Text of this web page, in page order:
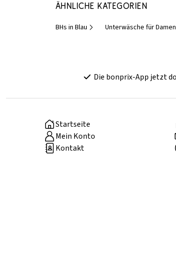
Ähnliche Kategorien
BHs in Blau Unterwäsche für
Die bonprix-App jetzt
Startseite
Mein Konto
Kontakt